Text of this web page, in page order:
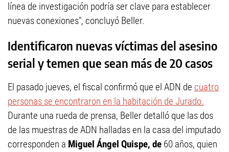
línea de investigación podría ser clave para establecer
nuevas conexiones", concluyó Beller.
Identificaron nuevas víctimas del asesino
serial y temen que sean más de 20 casos
El pasado jueves, el fiscal confirmó que el ADN de cuatro
personas se encontraron en la habitación de Jurado.
Durante una rueda de prensa, Beller detalló que las dos
de las muestras de ADN halladas en la casa del imputado
corresponden a Miguel Ángel Quispe, de 60 años, quien